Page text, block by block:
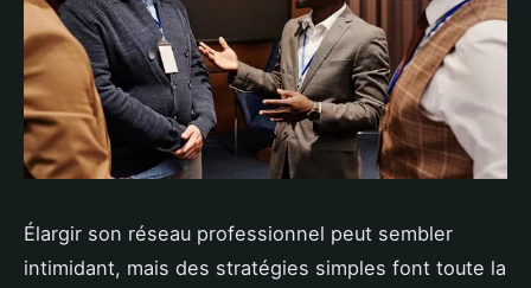
Élargir son réseau professionnel peut sembler
intimidant, mais des stratégies simples font toute la